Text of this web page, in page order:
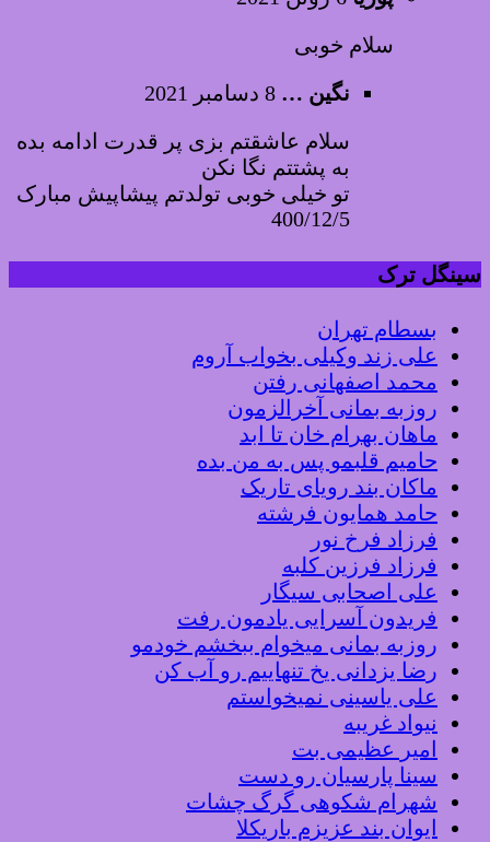
سلام خوبی
نگین … 8 دسامبر 2021
سلام عاشقتم بزی پر قدرت ادامه بده
به پشتتم نگا نکن
تو خیلی خوبی تولدتم پیشاپیش مبارک
400/12/5
سینگل ترک
بسطام تهران
علی زند وکیلی بخواب آروم
محمد اصفهانی رفتن
روزبه بمانی آخرالزمون
ماهان بهرام خان تا ابد
حامیم قلبمو پس به من بده
ماکان بند رویای تاریک
حامد همایون فرشته
فرزاد فرخ نور
فرزاد فرزین کلبه
علی اصحابی سیگار
فریدون آسرایی یادمون رفت
روزبه بمانی میخوام ببخشم خودمو
رضا یزدانی یخ تنهاییم رو آب کن
علی یاسینی نمیخواستم
نیواد غریبه
امیر عظیمی بت
سینا پارسیان رو دست
شهرام شکوهی گرگ چشات
ایوان بند عزیزم باریکلا